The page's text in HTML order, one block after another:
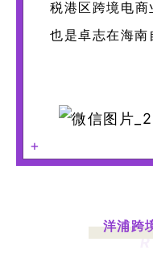
税港区跨境电
也是卓志在海南
+
洋浦跨